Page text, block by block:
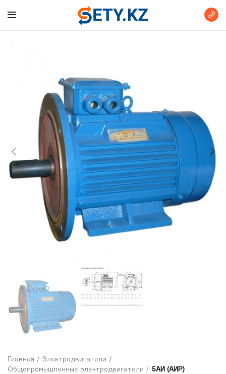
Главная
Электродвигатели
Общепромышленные электродвигатели
5АИ (АИР)